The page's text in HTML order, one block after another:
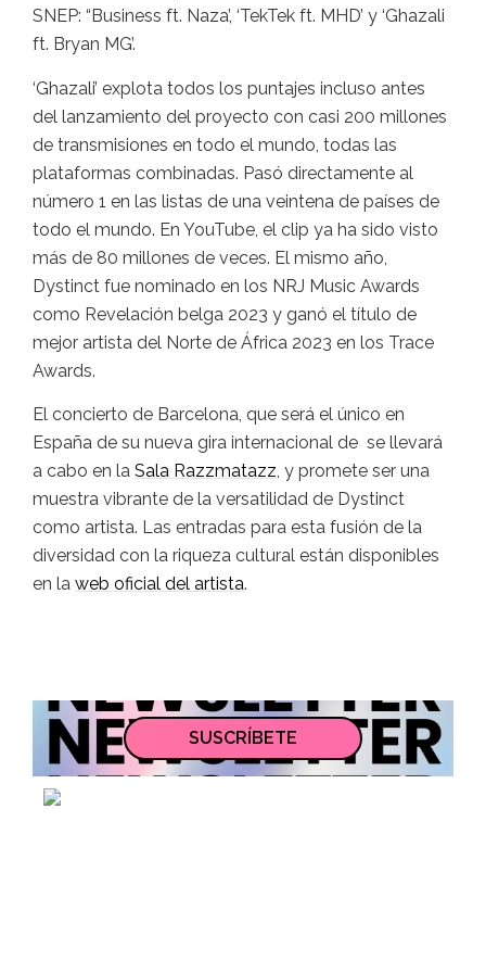
SNEP: “Business ft. Naza’, ‘TekTek ft. MHD’ y ‘Ghazali
ft. Bryan MG’.
‘Ghazali’ explota todos los puntajes incluso antes
del lanzamiento del proyecto con casi 200 millones
de transmisiones en todo el mundo, todas las
plataformas combinadas. Pasó directamente al
número 1 en las listas de una veintena de países de
todo el mundo. En YouTube, el clip ya ha sido visto
más de 80 millones de veces. El mismo año,
Dystinct fue nominado en los NRJ Music Awards
como Revelación belga 2023 y ganó el título de
mejor artista del Norte de África 2023 en los Trace
Awards.
El concierto de Barcelona, que será el único en
España de su nueva gira internacional de se llevará
a cabo en la Sala Razzmatazz, y promete ser una
muestra vibrante de la versatilidad de Dystinct
como artista. Las entradas para esta fusión de la
diversidad con la riqueza cultural están disponibles
en la web oficial del artista.
SUSCRÍBETE